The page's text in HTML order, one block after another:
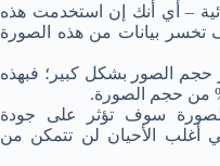
– أي أنك إن استخدمت هذه
تخسر بيانات من هذه الصورة
الصور بشكل كبير؛ فبهذه
سوف تؤثر على جودة
أغلب الأحيان لن تتمكن من